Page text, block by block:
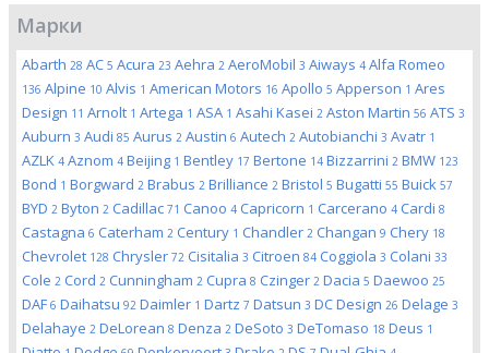
Марки
Abarth 28 AC 5 Acura 23 Aehra 2 AeroMobil 3 Aiways 4 Alfa Romeo
136 Alpine 10 Alvis 1 American Motors 16 Apollo 5 Apperson 1 Ares
Design 11 Arnolt 1 Artega 1 ASA 1 Asahi Kasei 2 Aston Martin 56 ATS 3
Auburn 3 Audi 85 Aurus 2 Austin 6 Autech 2 Autobianchi 3 Avatr 1
AZLK 4 Aznom 4 Beijing 1 Bentley 17 Bertone 14 Bizzarrini 2 BMW 123
Bond 1 Borgward 2 Brabus 2 Brilliance 2 Bristol 5 Bugatti 55 Buick 57
BYD 2 Byton 2 Cadillac 71 Canoo 4 Capricorn 1 Carcerano 4 Cardi 8
Castagna 6 Caterham 2 Century 1 Chandler 2 Changan 9 Chery 18
Chevrolet 128 Chrysler 72 Cisitalia 3 Citroen 84 Coggiola 3 Colani 33
Cole 2 Cord 2 Cunningham 2 Cupra 8 Czinger 2 Dacia 5 Daewoo 25
DAF 6 Daihatsu 92 Daimler 1 Dartz 7 Datsun 3 DC Design 26 Delage 3
Delahaye 2 DeLorean 8 Denza 2 DeSoto 3 DeTomaso 18 Deus 1